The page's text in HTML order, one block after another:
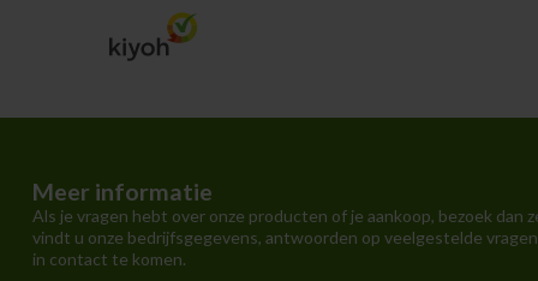
Meer informatie
Als je vragen hebt over onze producten of je aankoop, bezoek dan
vindt u onze bedrijfsgegevens, antwoorden op veelgestelde
in contact te komen.